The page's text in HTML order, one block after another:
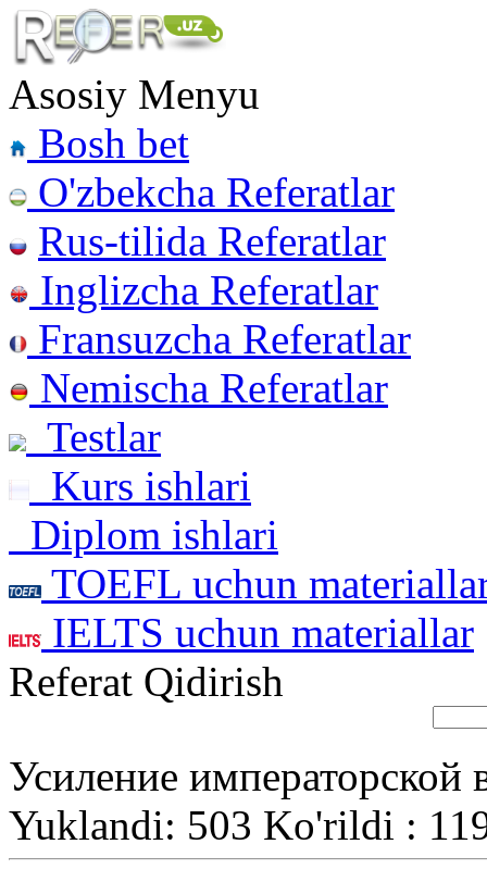
Asosiy Menyu
Bosh bet
O'zbekcha Referatlar
Rus-tilida Referatlar
Inglizcha Referatlar
Fransuzcha Referatlar
Nemischa Referatlar
Testlar
Kurs ishlari
Diplom ishlari
TOEFL uchun
IELTS uchun materiallar
Referat Qidirish
Усиление императорской
Yuklandi: 503 Ko'rildi :